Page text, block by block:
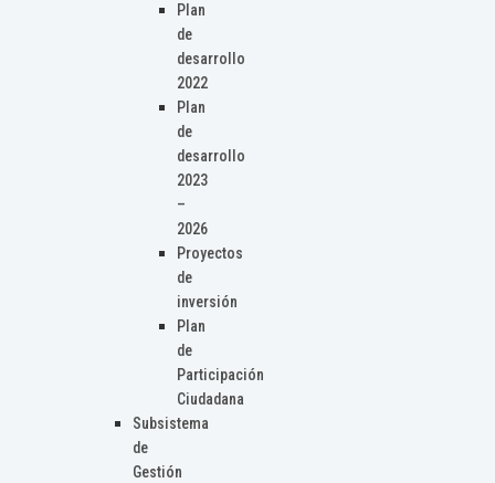
Plan
de
desarrollo
2022
Plan
de
desarrollo
2023
–
2026
Proyectos
de
inversión
Plan
de
Participación
Ciudadana
Subsistema
de
Gestión